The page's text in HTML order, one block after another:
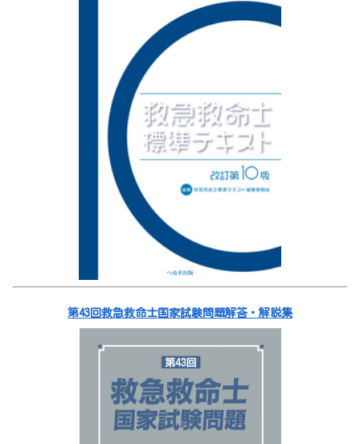
第43回救急救命士国家試験問題解答・解説集